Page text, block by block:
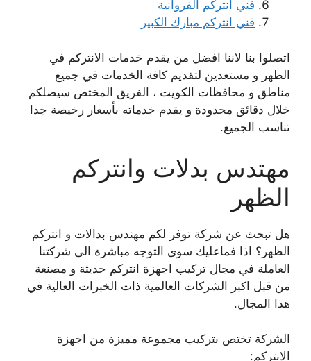
فني انتركم الفروانية
فني انتركم مبارك الكبير
اتصلوا بنا لاننا افضل من يقدم خدمات الانتركم في
الظهر و مستعدين لتقديم كافة الخدمات في جميع
مناطق و محافظات الكويت ، الفريق المختص سيصلكم
خلال دقائق محدودة و يقدم خدماته بأسعار رخيصة جدا
تناسب الجميع.
مهتدس بدلات وانتركم
الظهر
هل تبحث عن شركة توفر لكم مهندس بدالات و انتركم
الظهر؟ اذا فماعليك سوى التوجه مباشرة الى شركتنا
العاملة في مجال تركيب اجهزة انتركم حديثة و مصنعة
من قبل اكبر الشركات العالمية ذات الخبرات العالية في
هذا المجال.
الشركة تختص بتركيب مجموعة مميزة من اجهزة
الانتركم: